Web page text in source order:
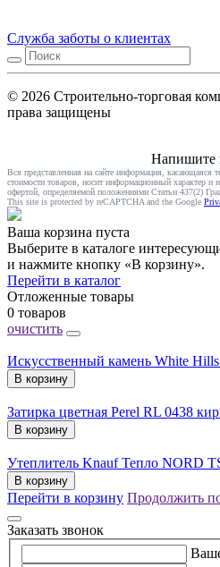
Служба заботы о клиентах
© 2026 Строительно-торговая
права защищены
Напишите
Вся представленная на сайте информация, касающаяся
стоимости товаров, носит информационный характер и
офертой, определяемой положениями Статьи 437(2)
This site is protected by reCAPTCHA and the Google
Ваша корзина пуста
Выберите в каталоге
и нажмите кнопку «В корзину».
Перейти в каталог
Отложенные товары
0 товаров
очистить
Искусственный камень White
В корзину
Затирка цветная Perel RL 0438
В корзину
Утеплитель Knauf Тепло NORD
В корзину
Перейти в корзину Продолжить
Заказать звонок